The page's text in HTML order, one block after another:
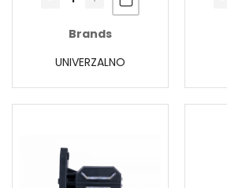
Brands
UNIVERZALNO